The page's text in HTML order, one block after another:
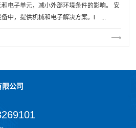
电子单元，减小外部环境条件的影响。 安
备中，提供机械和电子解决方案。l ...
公司